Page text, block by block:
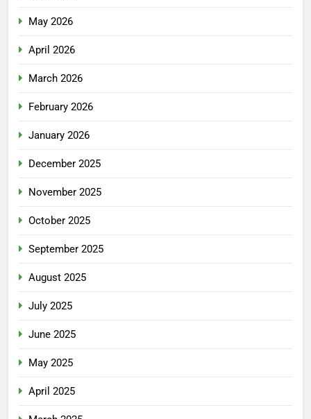
May 2026
April 2026
March 2026
February 2026
January 2026
December 2025
November 2025
October 2025
September 2025
August 2025
July 2025
June 2025
May 2025
April 2025